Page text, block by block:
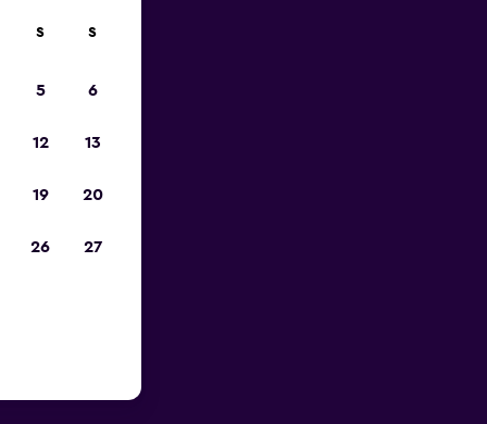
S S
5 6
12 13
19 20
26 27